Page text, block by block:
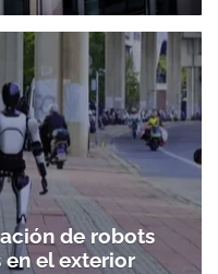
de robots
el exterior